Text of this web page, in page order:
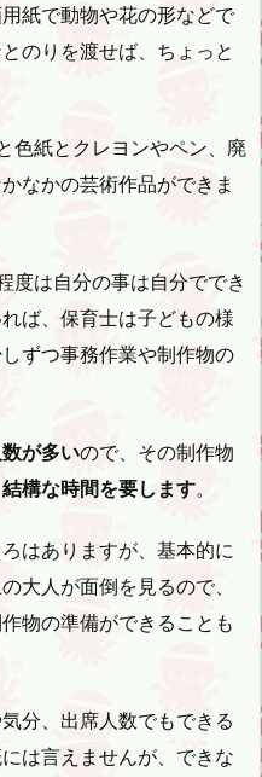
紙で動物や花の形などで
のりを渡せば、ちょっと
色紙とクレヨンやペン、廃
なかの芸術作品ができま
度は自分の事は自分ででき
ば、保育士は子どもの様
ずつ事務作業や制作物の
が多いので、その制作物
結構な時間を要します。
はありますが、基本的に
大人が面倒を見るので、
物の準備ができることも
分、出席人数でもできる
は言えませんが、できな